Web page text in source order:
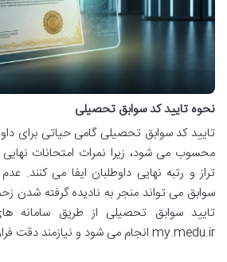
نحوه تایید کد سوابق تحصیلی
محسوب می شود، زیرا نمرات امتحانات
تراز و رتبه نهایی داوطلبان ایفا می کنند.
سوابق می تواند منجر به نادیده گرفته شدن
my.medu.ir انجام می شود و نیازمند دقت فراوان است.